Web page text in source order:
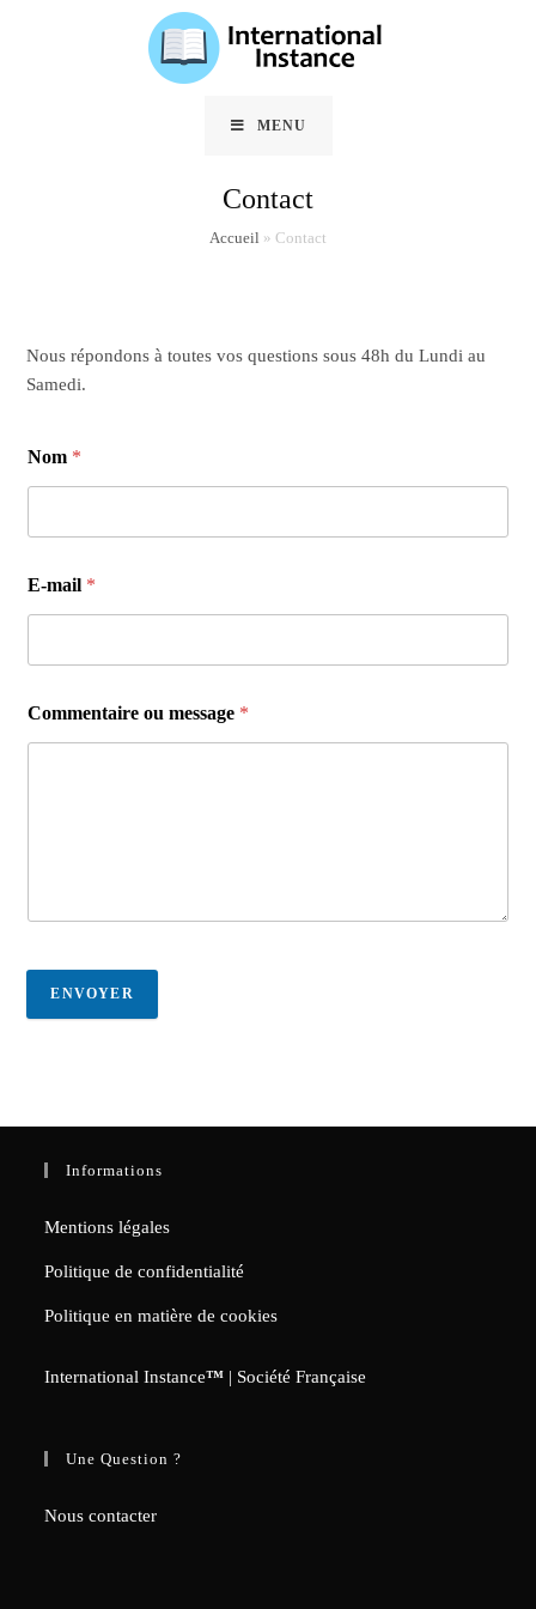
MENU
Contact
Accueil » Contact
Nous répondons à toutes vos questions sous 48h du Lundi au
Samedi.
Nom *
E-mail *
Commentaire ou message *
ENVOYER
Informations
Mentions légales
Politique de confidentialité
Politique en matière de cookies
International Instance™ | Société Française
Une Question ?
Nous contacter